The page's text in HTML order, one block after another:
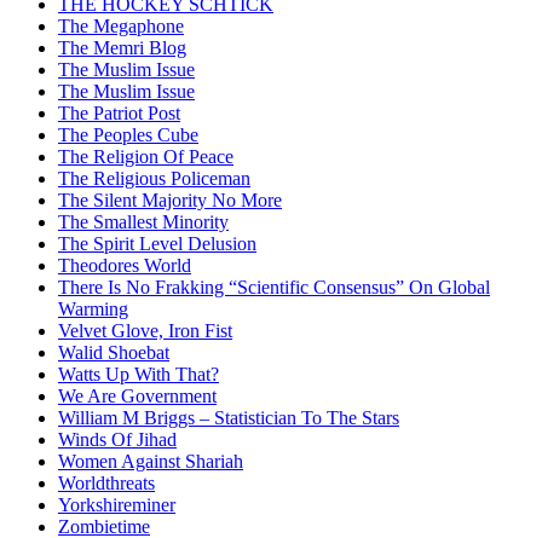
The Megaphone
The Memri Blog
The Muslim Issue
The Muslim Issue
The Patriot Post
The Peoples Cube
The Religion Of Peace
The Religious Policeman
The Silent Majority No More
The Smallest Minority
The Spirit Level Delusion
Theodores World
There Is No Frakking “Scientific Consensus” On Global
Warming
Velvet Glove, Iron Fist
Walid Shoebat
Watts Up With That?
We Are Government
William M Briggs – Statistician To The Stars
Winds Of Jihad
Women Against Shariah
Worldthreats
Yorkshireminer
Zombietime